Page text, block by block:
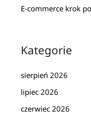
E-commerce krok
Kategorie
sierpień 2026
lipiec 2026
czerwiec 2026